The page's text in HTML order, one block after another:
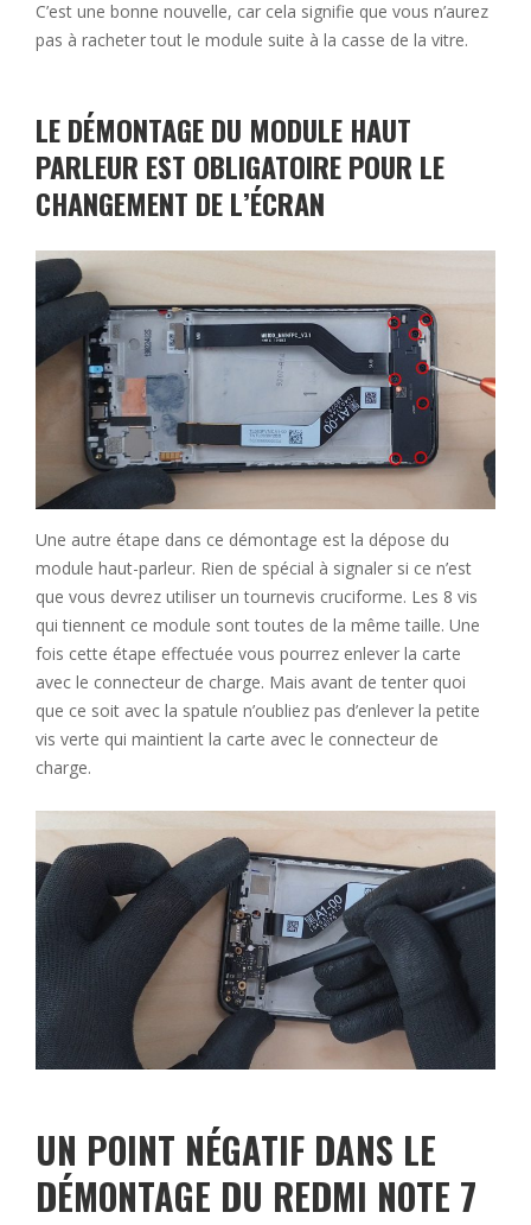
C’est une bonne nouvelle, car cela signifie que vous n’aurez
pas à racheter tout le module suite à la casse de la vitre.
LE DÉMONTAGE DU MODULE HAUT
PARLEUR EST OBLIGATOIRE POUR LE
CHANGEMENT DE L’ÉCRAN
Une autre étape dans ce démontage est la dépose du
module haut-parleur. Rien de spécial à signaler si ce n’est
que vous devrez utiliser un tournevis cruciforme. Les 8 vis
qui tiennent ce module sont toutes de la même taille. Une
fois cette étape effectuée vous pourrez enlever la carte
avec le connecteur de charge. Mais avant de tenter quoi
que ce soit avec la spatule n’oubliez pas d’enlever la petite
vis verte qui maintient la carte avec le connecteur de
charge.
UN POINT NÉGATIF DANS LE
DÉMONTAGE DU REDMI NOTE 7